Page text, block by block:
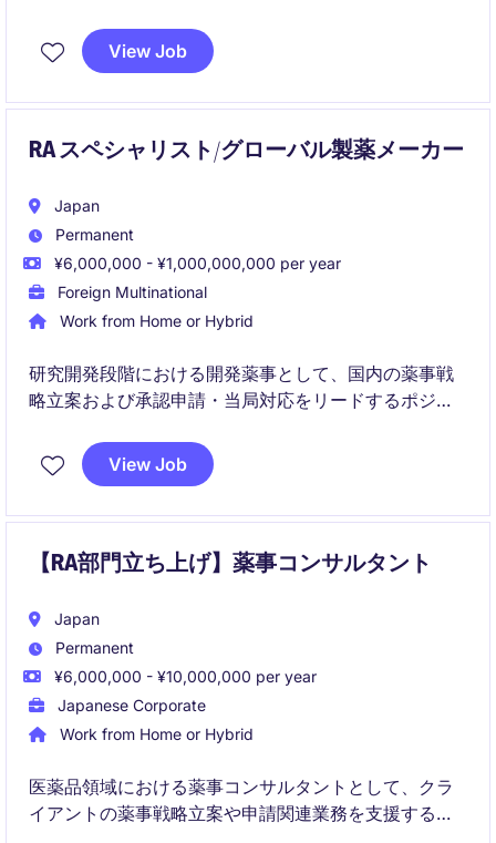
執筆だけでなく、社内外のライターを束ねながら、情
View Job
RA スペシャリスト/グローバル製薬メーカー
Japan
Permanent
¥6,000,000 - ¥1,000,000,000 per year
Foreign Multinational
Work from Home or Hybrid
研究開発段階における開発薬事として、国内の薬事戦
略立案および承認申請・当局対応をリードするポジシ
グローバルチームと連携しながら、申請資料の品質向
View Job
【RA部門立ち上げ】薬事コンサルタント
Japan
Permanent
¥6,000,000 - ¥10,000,000 per year
Japanese Corporate
Work from Home or Hybrid
医薬品領域における薬事コンサルタントとして、クラ
イアントの薬事戦略立案や申請関連業務を支援するポ